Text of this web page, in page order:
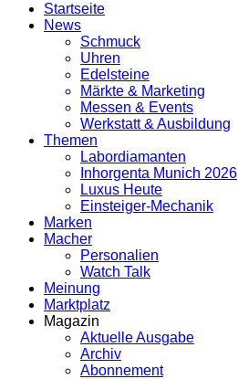
Startseite
News
Schmuck
Uhren
Edelsteine
Märkte & Marketing
Messen & Events
Werkstatt & Ausbildung
Themen
Labordiamanten
Inhorgenta Munich 2026
Luxus Heute
Einsteiger-Mechanik
Marken
Macher
Personalien
Watch Talk
Meinung
Marktplatz
Magazin
Aktuelle Ausgabe
Archiv
Abonnement